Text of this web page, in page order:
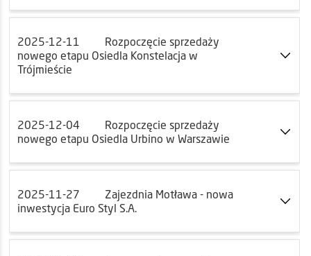
2025-12-11
Rozpoczęcie sprzedaży
nowego etapu Osiedla Konstelacja w
Trójmieście
2025-12-04
Rozpoczęcie sprzedaży
nowego etapu Osiedla Urbino w Warszawie
2025-11-27
Zajezdnia Motława - nowa
inwestycja Euro Styl S.A.